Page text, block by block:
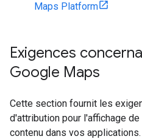
Maps Platform
Exigences
Google Maps
Cette section fournit les
d'attribution pour l'affichage
contenu dans vos applications.